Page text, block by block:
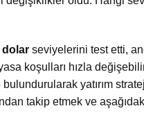
dolar seviyelerini test etti,
koşulları hızla
yatırım
takip etmek ve